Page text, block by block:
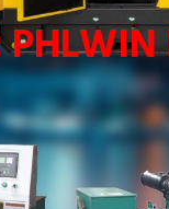
PHLWIN